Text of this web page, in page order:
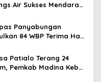
Air Sukses Mendarat
Panyabungan
84 WBP Terima Hak
Patialo Terang 24
Pemkab Madina Kebut